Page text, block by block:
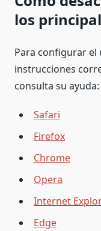
los
Para configurar el
instrucciones
consulta su ayuda:
Safari
Firefox
Chrome
Opera
Internet
Edge